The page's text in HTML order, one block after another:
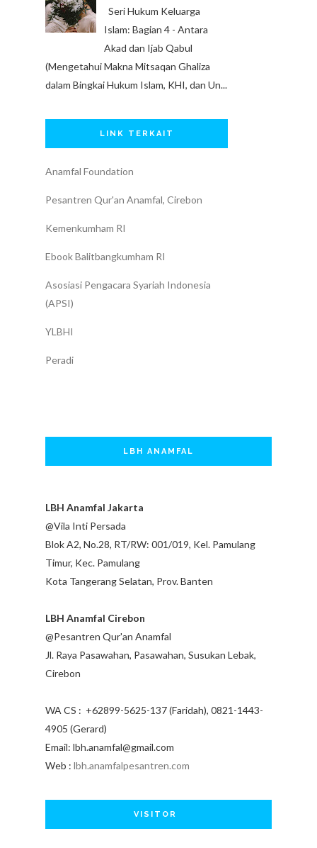
Seri Hukum Keluarga
Islam: Bagian 4 - Antara
Akad dan Ijab Qabul
(Mengetahui Makna Mitsaqan Ghaliza
dalam Bingkai Hukum Islam, KHI, dan Un...
LINK TERKAIT
Anamfal Foundation
Pesantren Qur'an Anamfal, Cirebon
Kemenkumham RI
Ebook Balitbangkumham RI
Asosiasi Pengacara Syariah Indonesia
(APSI)
YLBHI
Peradi
LBH ANAMFAL
LBH Anamfal Jakarta
@Vila Inti Persada
Blok A2, No.28, RT/RW: 001/019, Kel. Pamulang
Timur, Kec. Pamulang
Kota Tangerang Selatan, Prov. Banten
LBH Anamfal Cirebon
@Pesantren Qur'an Anamfal
Jl. Raya Pasawahan, Pasawahan, Susukan Lebak,
Cirebon
WA CS : +62899-5625-137 (Faridah), 0821-1443-
4905 (Gerard)
Email: lbh.anamfal@gmail.com
Web : lbh.anamfalpesantren.com
VISITOR